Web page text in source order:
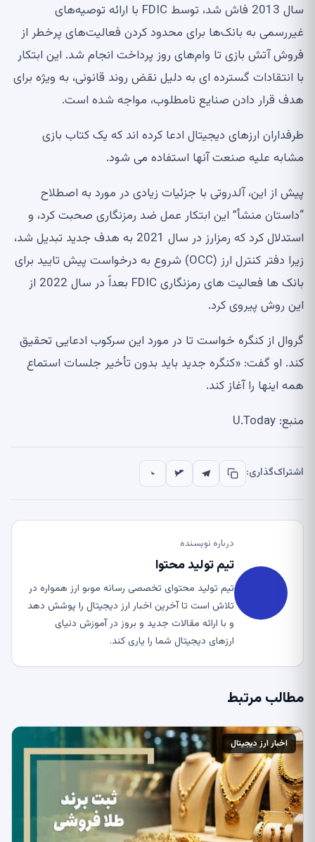
سال 2013 فاش شد، توسط FDIC با ارائه توصیه‌های
غیررسمی به بانک‌ها برای محدود کردن فعالیت‌های پرخطر از
فروش آتش بازی تا وام‌های روز پرداخت انجام شد. این ابتکار
با انتقادات گسترده ای به دلیل نقض روند قانونی، به ویژه برای
هدف قرار دادن صنایع نامطلوب، مواجه شده است.
طرفداران ارزهای دیجیتال ادعا کرده اند که یک کتاب بازی
مشابه علیه صنعت آنها استفاده می شود.
پیش از این، آلدروتی با جزئیات زیادی در مورد به اصطلاح
“داستان منشأ” این ابتکار عمل ضد رمزنگاری صحبت کرد، و
استدلال کرد که رمزارز در سال 2021 به هدف جدید تبدیل شد،
زیرا دفتر کنترل ارز (OCC) شروع به درخواست پیش تایید برای
بانک ها فعالیت های رمزنگاری FDIC بعداً در سال 2022 از
این روش پیروی کرد.
گروال از کنگره خواست تا در مورد این سرکوب ادعایی تحقیق
کند. او گفت: «کنگره جدید باید بدون تأخیر جلسات استماع
همه اینها را آغاز کند.
منبع: U.Today
اشتراک‌گذاری:
درباره نویسنده
تیم تولید محتوا
تیم تولید محتوای تخصصی رسانه موبو ارز همواره در
تلاش است تا آخرین اخبار ارز دیجیتال را پوشش دهد
و با ارائه مقالات جدید و بروز در آموزش دنیای
ارزهای دیجیتال شما را یاری کند.
مطالب مرتبط
اخبار ارز دیجیتال